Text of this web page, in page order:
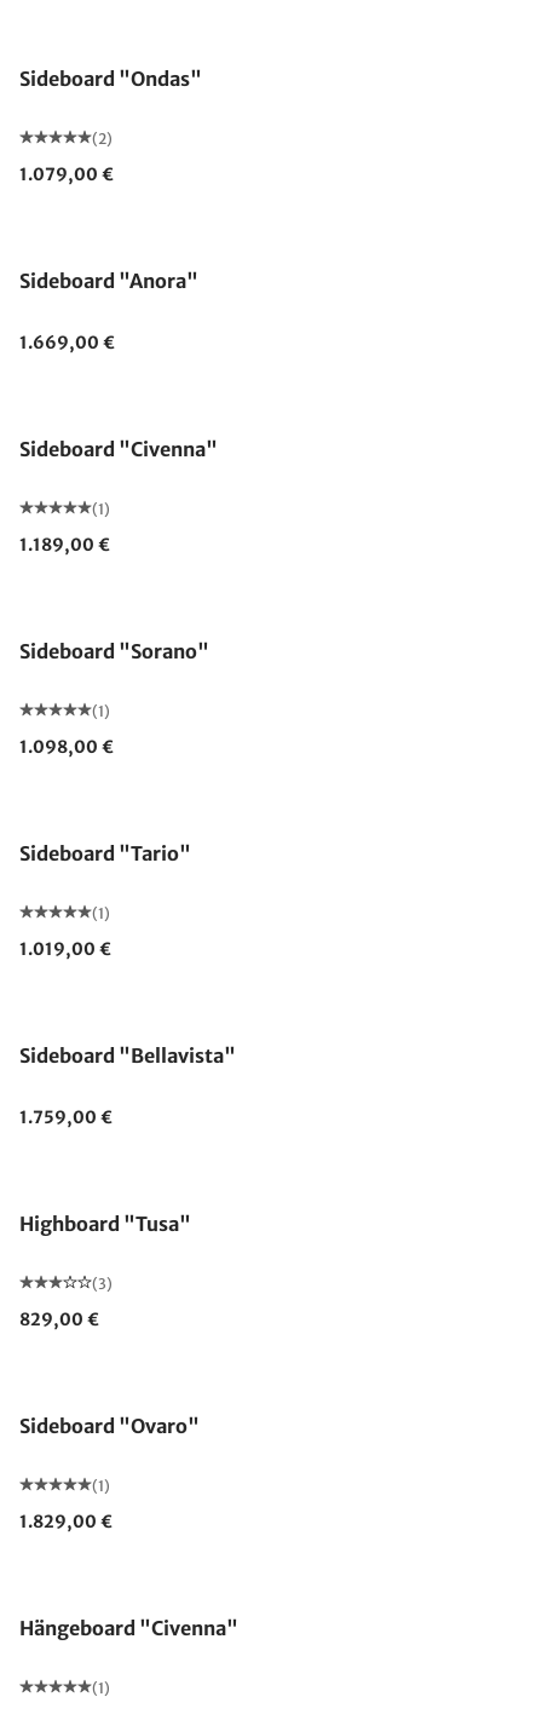
Sideboard "Ondas"
(2)
1.079,00 €
Sideboard "Anora"
1.669,00 €
Sideboard "Civenna"
(1)
1.189,00 €
Sideboard "Sorano"
(1)
1.098,00 €
Sideboard "Tario"
(1)
1.019,00 €
Sideboard "Bellavista"
1.759,00 €
Highboard "Tusa"
(3)
829,00 €
Sideboard "Ovaro"
(1)
1.829,00 €
Hängeboard "Civenna"
(1)